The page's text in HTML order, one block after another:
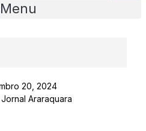
Menu
20, 2024
Araraquara